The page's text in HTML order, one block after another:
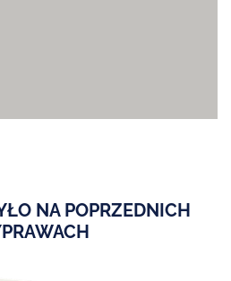
NA POPRZEDNICH